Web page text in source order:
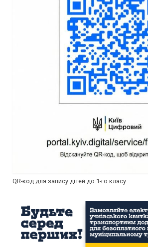
QR-код для запису дітей до 1-го класу